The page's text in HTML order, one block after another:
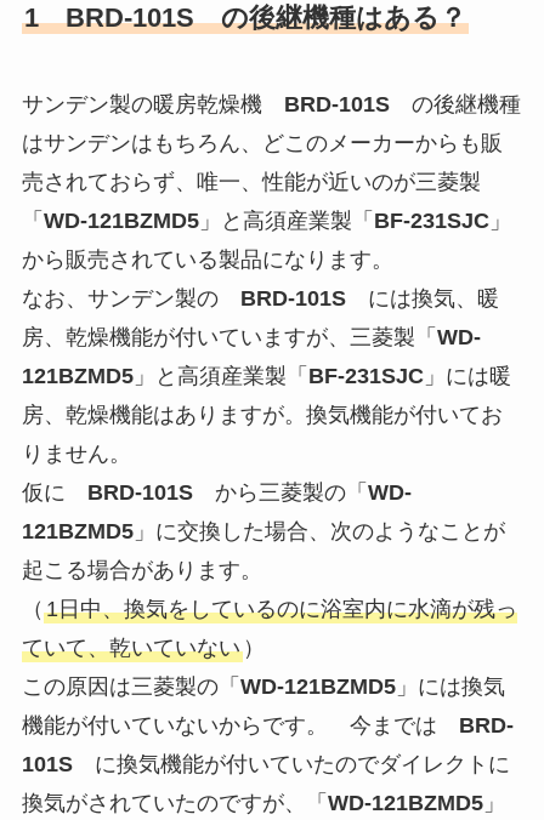
1 BRD-101Sの後継機種はある？
サンデン製の暖房乾燥機 BRD-101Sの後継機種
はサンデンはもちろん、どこのメーカーからも販
売されておらず、唯一、性能が近いのが三菱製
「 WD-121BZMD5」と高須産業製「 BF-231SJC」
から販売されている製品になります。
なお、サンデン製の BRD-101Sには換気、暖
房、乾燥機能が付いていますが、三菱製「 WD-
121BZMD5」と高須産業製「 BF-231SJC」には暖
房、乾燥機能はありますが。換気機能が付いてお
りません。
仮に BRD-101Sから三菱製の「 WD-
121BZMD5」に交換した場合、次のようなことが
起こる場合があります。
（ 1日中、換気をしているのに浴室内に水滴が残っ
ていて、乾いていない）
この原因は三菱製の「 WD-121BZMD5」には換気
機能が付いていないからです。 今までは BRD-
101Sに換気機能が付いていたのでダイレクトに
換気がされていたのですが、「 WD-121BZMD5」